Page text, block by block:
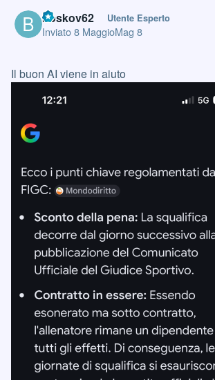
boskov62 Utente Esperto
Inviato8 MaggioMag 8
Il buon AI viene in aiuto